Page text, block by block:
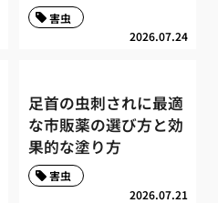
2026.07.24
害虫
足首の虫刺されに最適
な市販薬の選び方と効
果的な塗り方
2026.07.21
害虫